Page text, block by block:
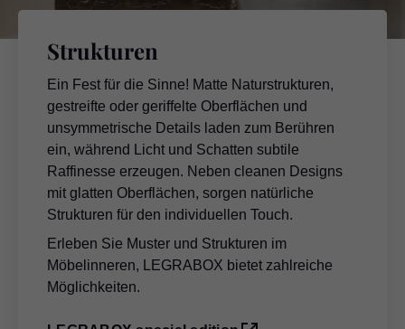
Strukturen
Ein Fest für die Sinne! Matte Naturstrukturen,
gestreifte oder geriffelte Oberflächen und
unsymmetrische Details laden zum Berühren
ein, während Licht und Schatten subtile
Raffinesse erzeugen. Neben cleanen Designs
mit glatten Oberflächen, sorgen natürliche
Strukturen für den individuellen Touch.
Erleben Sie Muster und Strukturen im
Möbelinneren, LEGRABOX bietet zahlreiche
Möglichkeiten.